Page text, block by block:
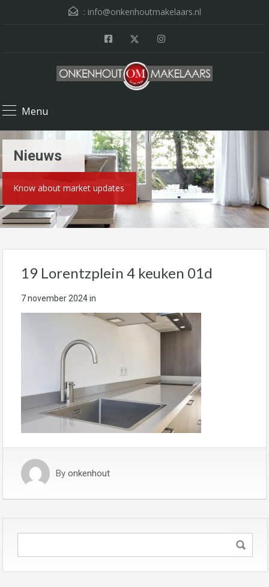
: info@onkenhoutmakelaars.nl
Menu
Nieuws
Know about market updates
19 Lorentzplein 4 keuken 01d
7 november 2024in
By onkenhout